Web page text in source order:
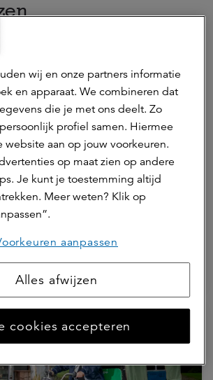
onder druk door
wij en onze partners informatie
en apparaat. We combineren dat
die je met ons deelt. Zo
profiel samen. Hiermee
website aan op jouw voorkeuren.
op maat zien op andere
Je kunt je toestemming altijd
Meer weten? Klik op
aanpassen
Alles afwijzen
cookies accepteren